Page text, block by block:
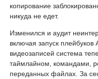
копирование
никуда не едет.
Изменился и аудит
включая запуск
видеозаписей система
таймлайном, командами,
переданных файлах. За